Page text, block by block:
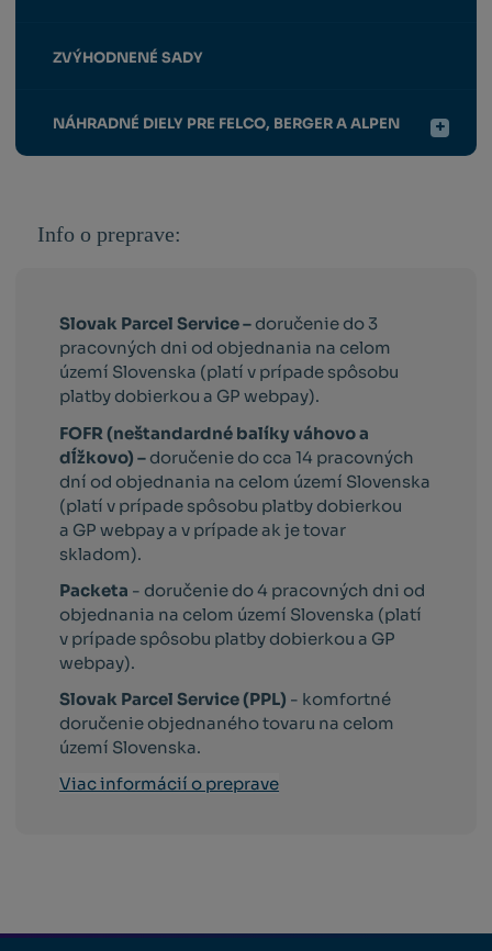
ZVÝHODNENÉ SADY
NÁHRADNÉ DIELY PRE FELCO, BERGER A ALPEN
Info o preprave:
Slovak Parcel Service – doručenie do 3
pracovných dni od objednania na celom
území Slovenska (platí v prípade spôsobu
platby dobierkou a GP webpay).
FOFR (neštandardné balíky váhovo a
dĺžkovo) – doručenie do cca 14 pracovných
dní od objednania na celom území Slovenska
(platí v prípade spôsobu platby dobierkou
a GP webpay a v prípade ak je tovar
skladom).
Packeta - doručenie do 4 pracovných dni od
objednania na celom území Slovenska (platí
v prípade spôsobu platby dobierkou a GP
webpay).
Slovak Parcel Service (PPL) - komfortné
doručenie objednaného tovaru na celom
území Slovenska.
Viac informácií o preprave